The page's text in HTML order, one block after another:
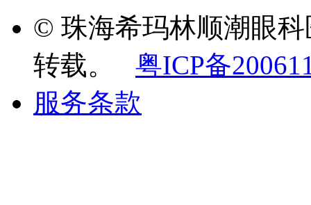
© 珠海希玛林顺潮眼
转载。
粤ICP备
服务条款